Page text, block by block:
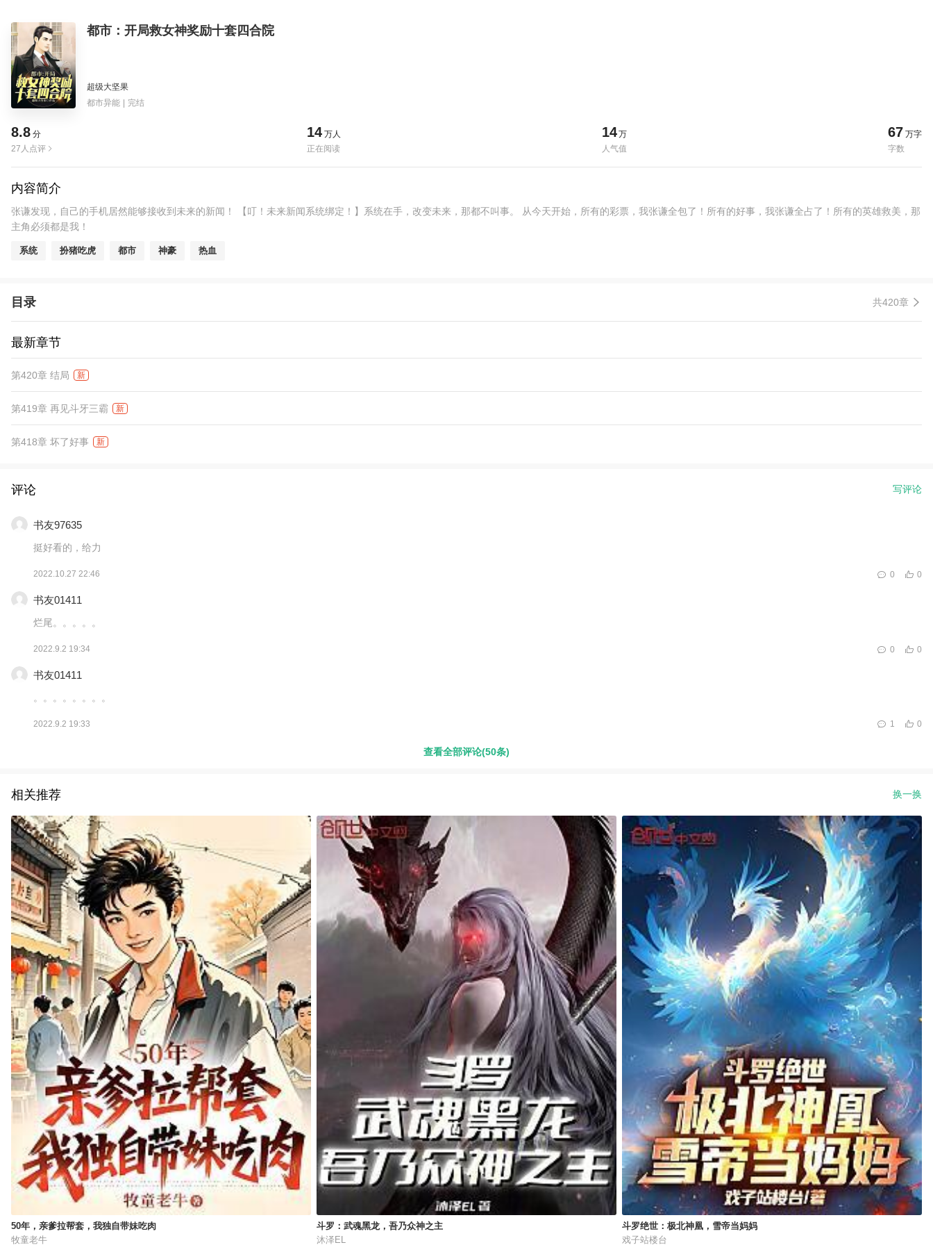
都市：开局救女神奖励十套四合院
超级大坚果
都市异能 | 完结
8.8 分
27人点评
14 万人
正在阅读
14万
人气值
67 万字
字数
内容简介
张谦发现，自己的手机居然能够接收到未来的新闻！ 【叮！未来新闻系统绑定！】系统在手，改变未来，那都不叫事。 从今天开始，所有的彩票，我张谦全包了！所有的好事，我张谦全占了！所有的英雄救美，那
主角必须都是我！
系统 扮猪吃虎 都市 神豪 热血
目录 共420章
最新章节
第420章 结局 新
第419章 再见斗牙三霸 新
第418章 坏了好事 新
评论 写评论
书友97635
挺好看的，给力
2022.10.27 22:46 0
0
书友01411
烂尾。。。。。
2022.9.2 19:34 0
0
书友01411
。。。。。。。。
2022.9.2 19:33 0
1
查看全部评论(50条)
相关推荐 换一换
50年，亲爹拉帮套，我独自带妹吃肉
牧童老牛
斗罗：武魂黑龙，吾乃众神之主
沐泽EL
斗罗绝世：极北神凰，雪帝当妈妈
戏子站楼台